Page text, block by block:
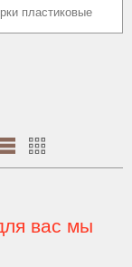
вас мы